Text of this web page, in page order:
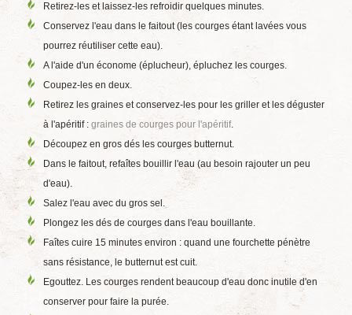
Retirez-les et laissez-les refroidir quelques minutes.
Conservez l'eau dans le faitout (les courges étant lavées vous
pourrez réutiliser cette eau).
A l'aide d'un économe (éplucheur), épluchez les courges.
Coupez-les en deux.
Retirez les graines et conservez-les pour les griller et les déguster
à l'apéritif : graines de courges pour l'apéritif.
Découpez en gros dés les courges butternut.
Dans le faitout, refaîtes bouillir l'eau (au besoin rajouter un peu
d'eau).
Salez l'eau avec du gros sel.
Plongez les dés de courges dans l'eau bouillante.
Faîtes cuire 15 minutes environ : quand une fourchette pénètre
sans résistance, le butternut est cuit.
Egouttez. Les courges rendent beaucoup d'eau donc inutile d'en
conserver pour faire la purée.